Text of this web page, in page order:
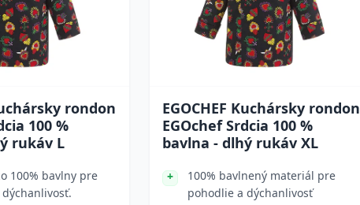
rondon
100 %
rukáv L
100% bavlny pre
EGOCHEF Kuchársky rondon
EGOchef Srdcia 100 %
bavlna - dlhý rukáv XL
100% bavlnený materiál pre
pohodlie a dýchanlivosť